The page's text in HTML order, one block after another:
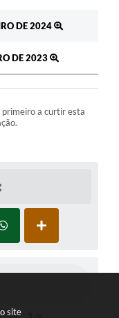
site
DE 2024
DE 2023
primeiro a curtir esta